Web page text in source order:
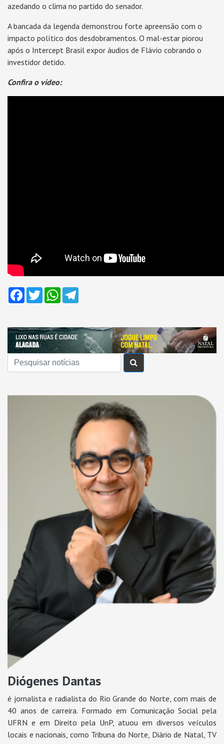
azedando o clima no partido do senador.
A bancada da legenda demonstrou forte apreensão com o
impacto político dos desdobramentos. O mal-estar piorou
após o Intercept Brasil expor áudios de Flávio cobrando o
investidor detido.
Confira o vídeo:
FacebookTwitterWhatsApp
Buscar
Diógenes Dantas
é jornalista e radialista do Rio Grande do Norte, com mais de
40 anos de carreira. Formado em Comunicação Social pela
UFRN e em Direito pela UnP, atuou em diversos veículos
locais e nacionais, como Tribuna do Norte, Diário de Natal, TV